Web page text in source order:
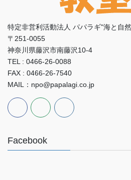
特定非営利活動法人 パパラギ"海と自
〒251-0055
神奈川県藤沢市南藤沢10-4
TEL : 0466-26-0088
FAX : 0466-26-7540
MAIL：npo@papalagi.co.jp
Facebook